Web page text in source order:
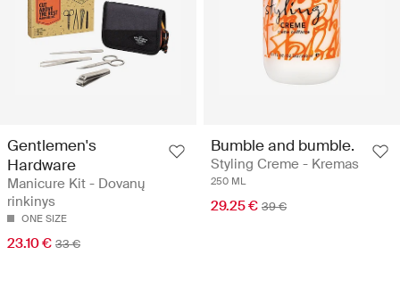
Gentlemen's
Hardware
Manicure Kit - Dovanų
rinkinys
ONE SIZE
23.10 € 33 €
Bumble and bumble.
Styling Creme - Kremas
250 ML
29.25 € 39 €